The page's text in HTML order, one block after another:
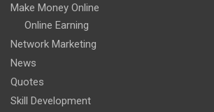
Make Money Online
Online Earning
Network Marketing
News
Quotes
Skill Development